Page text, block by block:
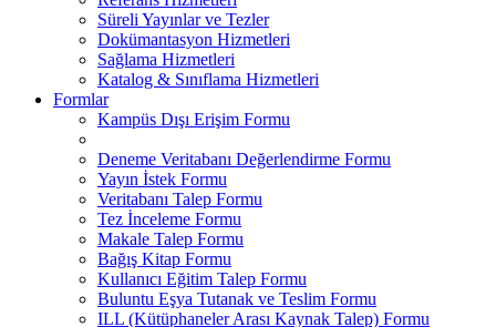
Süreli Yayınlar ve Tezler
Dokümantasyon Hizmetleri
Sağlama Hizmetleri
Katalog & Sınıflama Hizmetleri
Formlar
Kampüs Dışı Erişim Formu
Deneme Veritabanı Değerlendirme Formu
Yayın İstek Formu
Veritabanı Talep Formu
Tez İnceleme Formu
Makale Talep Formu
Bağış Kitap Formu
Kullanıcı Eğitim Talep Formu
Buluntu Eşya Tutanak ve Teslim Formu
ILL (Kütüphaneler Arası Kaynak Talep) Formu